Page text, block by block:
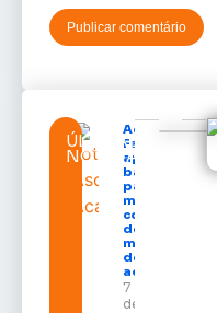
ÚLTIMAS
NOTÍCIAS
Acácio
Favacho
apresenta
balanço
parcial do
mandato
com mais
de R$ 668
milhões
destinados
ao Amapá
7 de agosto
de 2026